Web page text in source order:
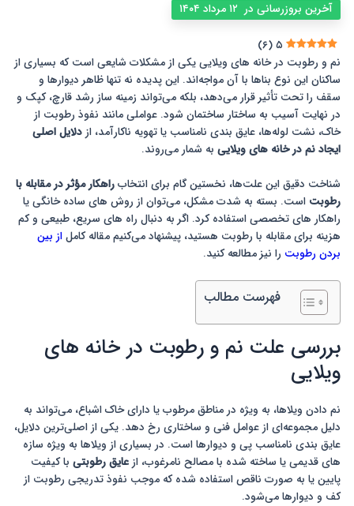
آخرین بروزرسانی در ۱۲ مرداد ۱۴۰۴
۵ (۶)
نم و رطوبت در خانه های ویلایی یکی از مشکلات شایعی است که بسیاری از
ساکنان این نوع بناها با آن مواجه‌اند. این پدیده نه تنها ظاهر دیوارها و
سقف را تحت تأثیر قرار می‌دهد، بلکه می‌تواند زمینه ساز رشد قارچ، کپک و
در نهایت آسیب به ساختار ساختمان شود. عواملی مانند نفوذ رطوبت از
خاک، نشت لوله‌ها، عایق بندی نامناسب یا تهویه ناکارآمد، ازدلایل اصلی
ایجاد نم در خانه های ویلایی به شمار می‌روند.
شناخت دقیق این علت‌ها، نخستین گام برای انتخابراهکار مؤثر در مقابله با
رطوبت است. بسته به شدت مشکل، می‌توان از روش های ساده خانگی یا
راهکار های تخصصی استفاده کرد. اگر به دنبال راه های سریع، طبیعی و کم
هزینه برای مقابله با رطوبت هستید، پیشنهاد می‌کنیم مقاله کاملاز بین
بردن رطوبت را نیز مطالعه کنید.
فهرست مطالب
بررسی علت نم و رطوبت در خانه های
ویلایی
نم دادن ویلاها، به ویژه در مناطق مرطوب یا دارای خاک اشباع، می‌تواند به
دلیل مجموعه‌ای از عوامل فنی و ساختاری رخ دهد. یکی از اصلی‌ترین دلایل،
عایق بندی نامناسب پی و دیوارها است. در بسیاری از ویلاها به ویژه سازه
های قدیمی یا ساخته شده با مصالح نامرغوب، ازعایق رطوبتی با کیفیت
پایین یا به صورت ناقص استفاده شده که موجب نفوذ تدریجی رطوبت از
کف و دیوارها می‌شود.